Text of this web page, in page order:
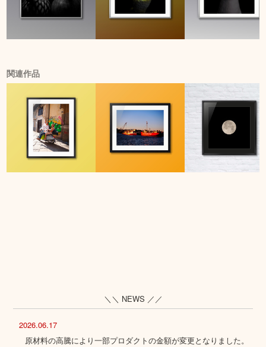
関連作品
＼＼ NEWS ／／
2026.06.17
原材料の高騰により一部プロダクトの金額が変更となりました。